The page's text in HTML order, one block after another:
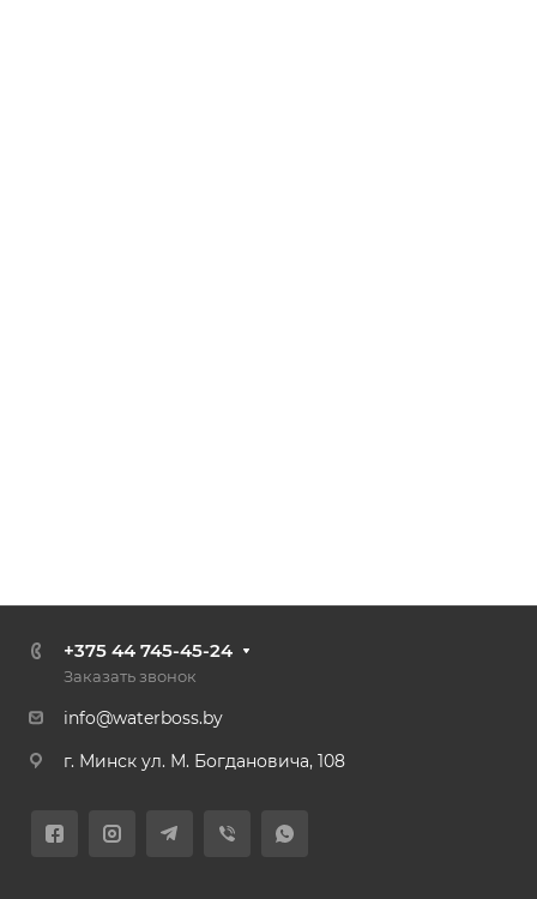
+375 44 745-45-24
Заказать звонок
info@waterboss.by
г. Минск ул. М. Богдановича, 108